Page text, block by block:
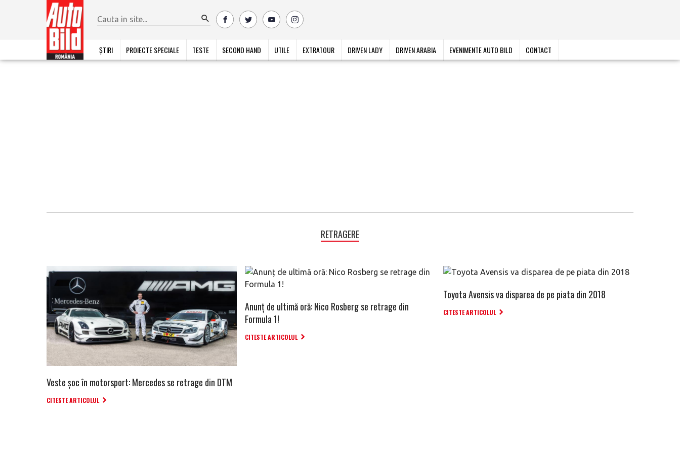
ȘTIRI PROIECTE SPECIALE TESTE SECOND HAND UTILE EXTRATOUR DRIVEN LADY DRIVEN ARABIA EVENIMENTE AUTO BILD CONTACT
RETRAGERE
Veste șoc în motorsport: Mercedes se retrage din DTM
CITESTE ARTICOLUL
Anunț de ultimă oră: Nico Rosberg se retrage din
Formula 1!
CITESTE ARTICOLUL
Toyota Avensis va disparea de pe piata din 2018
CITESTE ARTICOLUL